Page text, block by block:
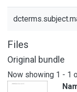
Files
Original bundle
Now showing 1 - 1